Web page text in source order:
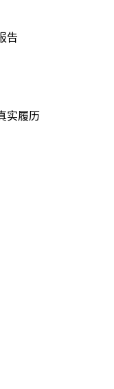
告
实履历